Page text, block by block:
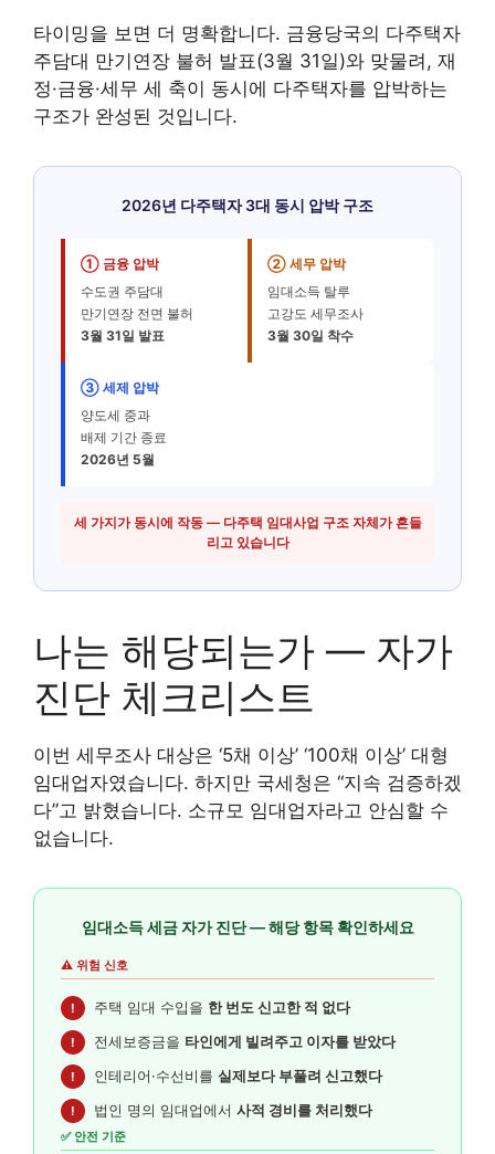
타이밍을 보면 더 명확합니다. 금융당국의 다주택자
주담대 만기연장 불허 발표(3월 31일)와 맞물려, 재
정·금융·세무 세 축이 동시에 다주택자를 압박하는
구조가 완성된 것입니다.
2026년 다주택자 3대 동시 압박 구조
① 금융 압박
수도권 주담대
만기연장 전면 불허
3월 31일 발표
② 세무 압박
임대소득 탈루
고강도 세무조사
3월 30일 착수
③ 세제 압박
양도세 중과
배제 기간 종료
2026년 5월
세 가지가 동시에 작동 — 다주택 임대사업 구조 자체가 흔들
리고 있습니다
나는 해당되는가 — 자가
진단 체크리스트
이번 세무조사 대상은 ‘5채 이상’ ‘100채 이상’ 대형
임대업자였습니다. 하지만 국세청은 “지속 검증하겠
다”고 밝혔습니다. 소규모 임대업자라고 안심할 수
없습니다.
임대소득 세금 자가 진단 — 해당 항목 확인하세요
⚠️ 위험 신호
! 주택 임대 수입을 한 번도 신고한 적 없다
! 전세보증금을 타인에게 빌려주고 이자를 받았다
! 인테리어·수선비를 실제보다 부풀려 신고했다
! 법인 명의 임대업에서 사적 경비를 처리했다
✅ 안전 기준